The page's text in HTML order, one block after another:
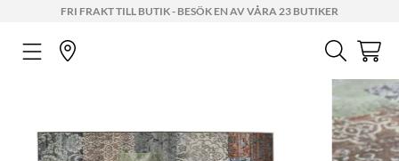
FRI FRAKT TILL BUTIK - BESÖK EN AV VÅRA 23 BUTIKER